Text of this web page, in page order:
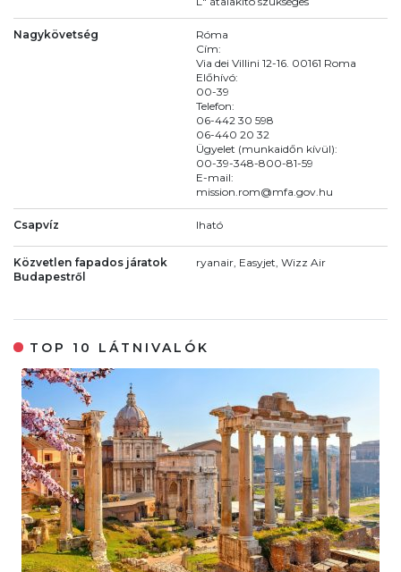
Nagykövetség
Róma
Cím:
Via dei Villini 12-16. 00161 Roma
Előhívó:
00-39
Telefon:
06-442 30 598
06-440 20 32
Ügyelet (munkaidőn kívül):
00-39-348-800-81-59
E-mail:
mission.rom@mfa.gov.hu
Csapvíz Iható
Közvetlen fapados járatok
Budapestről
ryanair, Easyjet, Wizz Air
TOP 10 LÁTNIVALÓK